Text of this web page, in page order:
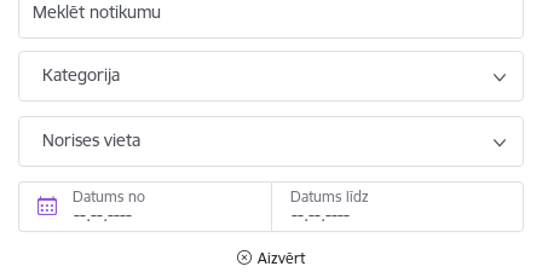
Meklēt notikumu
Kategorija
Norises vieta
Datums no Datums līdz
Aizvērt